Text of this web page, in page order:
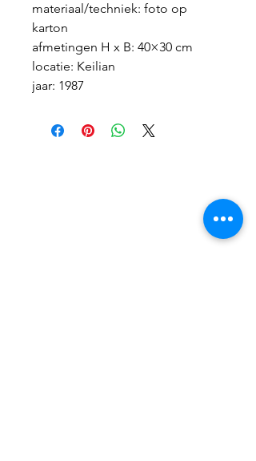
materiaal/techniek: foto op
karton
afmetingen H x B: 40×30 cm
locatie: Keilian
jaar: 1987